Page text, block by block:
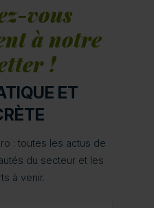
vous
à notre
!
ET
: toutes les actus de
du secteur et les
à venir.